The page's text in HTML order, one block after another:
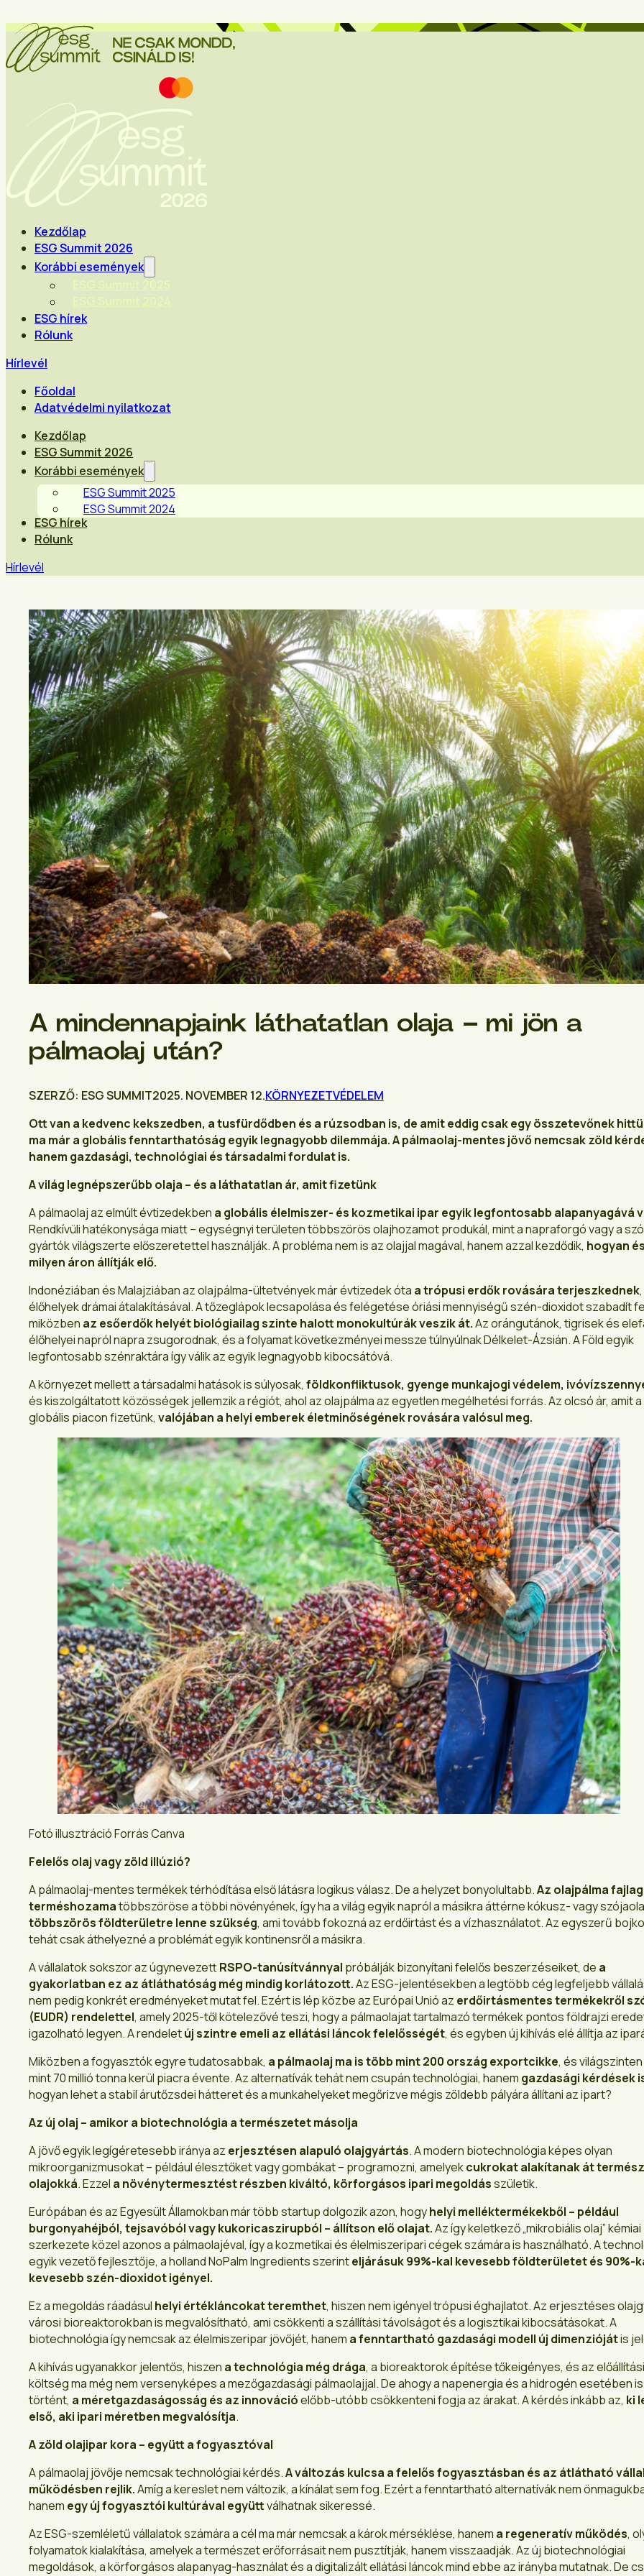
Kezdőlap
ESG Summit 2026
Korábbi események
ESG hírek
Rólunk
Hírlevél
Főoldal
Adatvédelmi nyilatkozat
Kezdőlap
ESG Summit 2026
Korábbi események
ESG Summit 2025
ESG Summit 2024
ESG hírek
Rólunk
Hírlevél
A mindennapjaink láthatatlan olaja – mi jön a
pálmaolaj után?
SZERZŐ: ESG SUMMIT2025. NOVEMBER 12.KÖRNYEZETVÉDELEM
Ott van a kedvenc kekszedben, a tusfürdődben és a rúzsodban is, de amit eddig csak egy összetevőnek
ma már a globális fenntarthatóság egyik legnagyobb dilemmája. A pálmaolaj-mentes jövő nemcsak zöld
hanem gazdasági, technológiai és társadalmi fordulat is.
A világ legnépszerűbb olaja – és a láthatatlan ár, amit fizetünk
A pálmaolaj az elmúlt évtizedekben a globális élelmiszer- és kozmetikai ipar egyik legfontosabb alapanyagává
Rendkívüli hatékonysága miatt – egységnyi területen többszörös olajhozamot produkál, mint a napraforgó vagy a
gyártók világszerte előszeretettel használják. A probléma nem is az olajjal magával, hanem azzal kezdődik, hogyan és
milyen áron állítják elő.
Indonéziában és Malajziában az olajpálma-ültetvények már évtizedek óta a trópusi erdők rovására terjeszkednek
élőhelyek drámai átalakításával. A tőzeglápok lecsapolása és felégetése óriási mennyiségű szén-dioxidot szabadít
miközben az esőerdők helyét biológiailag szinte halott monokultúrák veszik át.Az orángutánok, tigrisek és
élőhelyei napról napra zsugorodnak, és a folyamat következményei messze túlnyúlnak Délkelet-Ázsián. A Föld egyik
legfontosabb szénraktára így válik az egyik legnagyobb kibocsátóvá.
A környezet mellett a társadalmi hatások is súlyosak, földkonfliktusok, gyenge munkajogi védelem,
és kiszolgáltatott közösségek jellemzik a régiót, ahol az olajpálma az egyetlen megélhetési forrás. Az olcsó ár, amit a
globális piacon fizetünk, valójában a helyi emberek életminőségének rovására valósul meg.
Fotó illusztráció Forrás Canva
Felelős olaj vagy zöld illúzió?
A pálmaolaj-mentes termékek térhódítása első látásra logikus válasz. De a helyzet bonyolultabb.Az olajpálma
terméshozamatöbbszöröse a többi növényének, így ha a világ egyik napról a másikra áttérne kókusz- vagy
többszörös földterületre lenne szükség, ami tovább fokozná az erdőirtást és a vízhasználatot. Az egyszerű
tehát csak áthelyezné a problémát egyik kontinensről a másikra.
A vállalatok sokszor az úgynevezettRSPO-tanúsítvánnyal próbálják bizonyítani felelős beszerzéseiket, de a
gyakorlatban ez az átláthatóság még mindig korlátozott.Az ESG-jelentésekben a legtöbb cég legfeljebb
nem pedig konkrét eredményeket mutat fel. Ezért is lép közbe az Európai Unió az erdőirtásmentes termékekről
(EUDR) rendelettel, amely 2025-től kötelezővé teszi, hogy a pálmaolajat tartalmazó termékek pontos földrajzi
igazolható legyen. A rendeletúj szintre emeli az ellátási láncok felelősségét, és egyben új kihívás elé állítja az
Miközben a fogyasztók egyre tudatosabbak, a pálmaolaj ma is több mint 200 ország exportcikke, és
mint 70 millió tonna kerül piacra évente. Az alternatívák tehát nem csupán technológiai, hanem gazdasági kérdések
hogyan lehet a stabil árutőzsdei hátteret és a munkahelyeket megőrizve mégis zöldebb pályára állítani az ipart?
Az új olaj – amikor a biotechnológia a természetet másolja
A jövő egyik legígéretesebb iránya az erjesztésen alapuló olajgyártás. A modern biotechnológia képes olyan
mikroorganizmusokat – például élesztőket vagy gombákat – programozni, amelyekcukrokat alakítanak át
olajokká. Ezzel a növénytermesztést részben kiváltó, körforgásos ipari megoldásszületik.
Európában és az Egyesült Államokban már több startup dolgozik azon, hogyhelyi melléktermékekből – például
burgonyahéjból, tejsavóból vagy kukoricaszirupból – állítson elő olajat.Az így keletkező „mikrobiális olaj” kémiai
szerkezete közel azonos a pálmaolajéval, így a kozmetikai és élelmiszeripari cégek számára is használható. A
egyik vezető fejlesztője, a holland NoPalm Ingredients szerinteljárásuk 99%-kal kevesebb földterületet és 90%-
kevesebb szén-dioxidot igényel.
Ez a megoldás ráadásul helyi értékláncokat teremthet, hiszen nem igényel trópusi éghajlatot. Az erjesztéses
városi bioreaktorokban is megvalósítható, ami csökkenti a szállítási távolságot és a logisztikai kibocsátásokat. A
biotechnológia így nemcsak az élelmiszeripar jövőjét, hanem a fenntartható gazdasági modell új dimenziójátis
A kihívás ugyanakkor jelentős, hiszen a technológia még drága, a bioreaktorok építése tőkeigényes, és az előállítási
költség ma még nem versenyképes a mezőgazdasági pálmaolajjal. De ahogy a napenergia és a hidrogén esetében is
történt, a méretgazdaságosság és az innovációelőbb-utóbb csökkenteni fogja az árakat. A kérdés inkább az, ki
első, aki ipari méretben megvalósítja.
A zöld olajipar kora – együtt a fogyasztóval
A pálmaolaj jövője nemcsak technológiai kérdés.A változás kulcsa a felelős fogyasztásban és az átlátható
működésben rejlik.Amíg a kereslet nem változik, a kínálat sem fog. Ezért a fenntartható alternatívák nem
hanem egy új fogyasztói kultúrával együttválhatnak sikeressé.
Az ESG-szemléletű vállalatok számára a cél ma már nemcsak a károk mérséklése, hanem a regeneratív működés,
folyamatok kialakítása, amelyek a természet erőforrásait nem pusztítják, hanem visszaadják. Az új biotechnológiai
megoldások, a körforgásos alapanyag-használat és a digitalizált ellátási láncok mind ebbe az irányba mutatnak. De